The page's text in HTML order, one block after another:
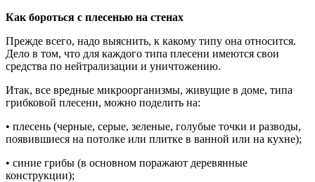
Как бороться с плесенью на стенах
Прежде всего, надо выяснить, к какому типу она относится.
Дело в том, что для каждого типа плесени имеются свои
средства по нейтрализации и уничтожению.
Итак, все вредные микроорганизмы, живущие в доме, типа
грибковой плесени, можно поделить на:
• плесень (черные, серые, зеленые, голубые точки и разводы,
появившиеся на потолке или плитке в ванной или на кухне);
• синие грибы (в основном поражают деревянные
конструкции);